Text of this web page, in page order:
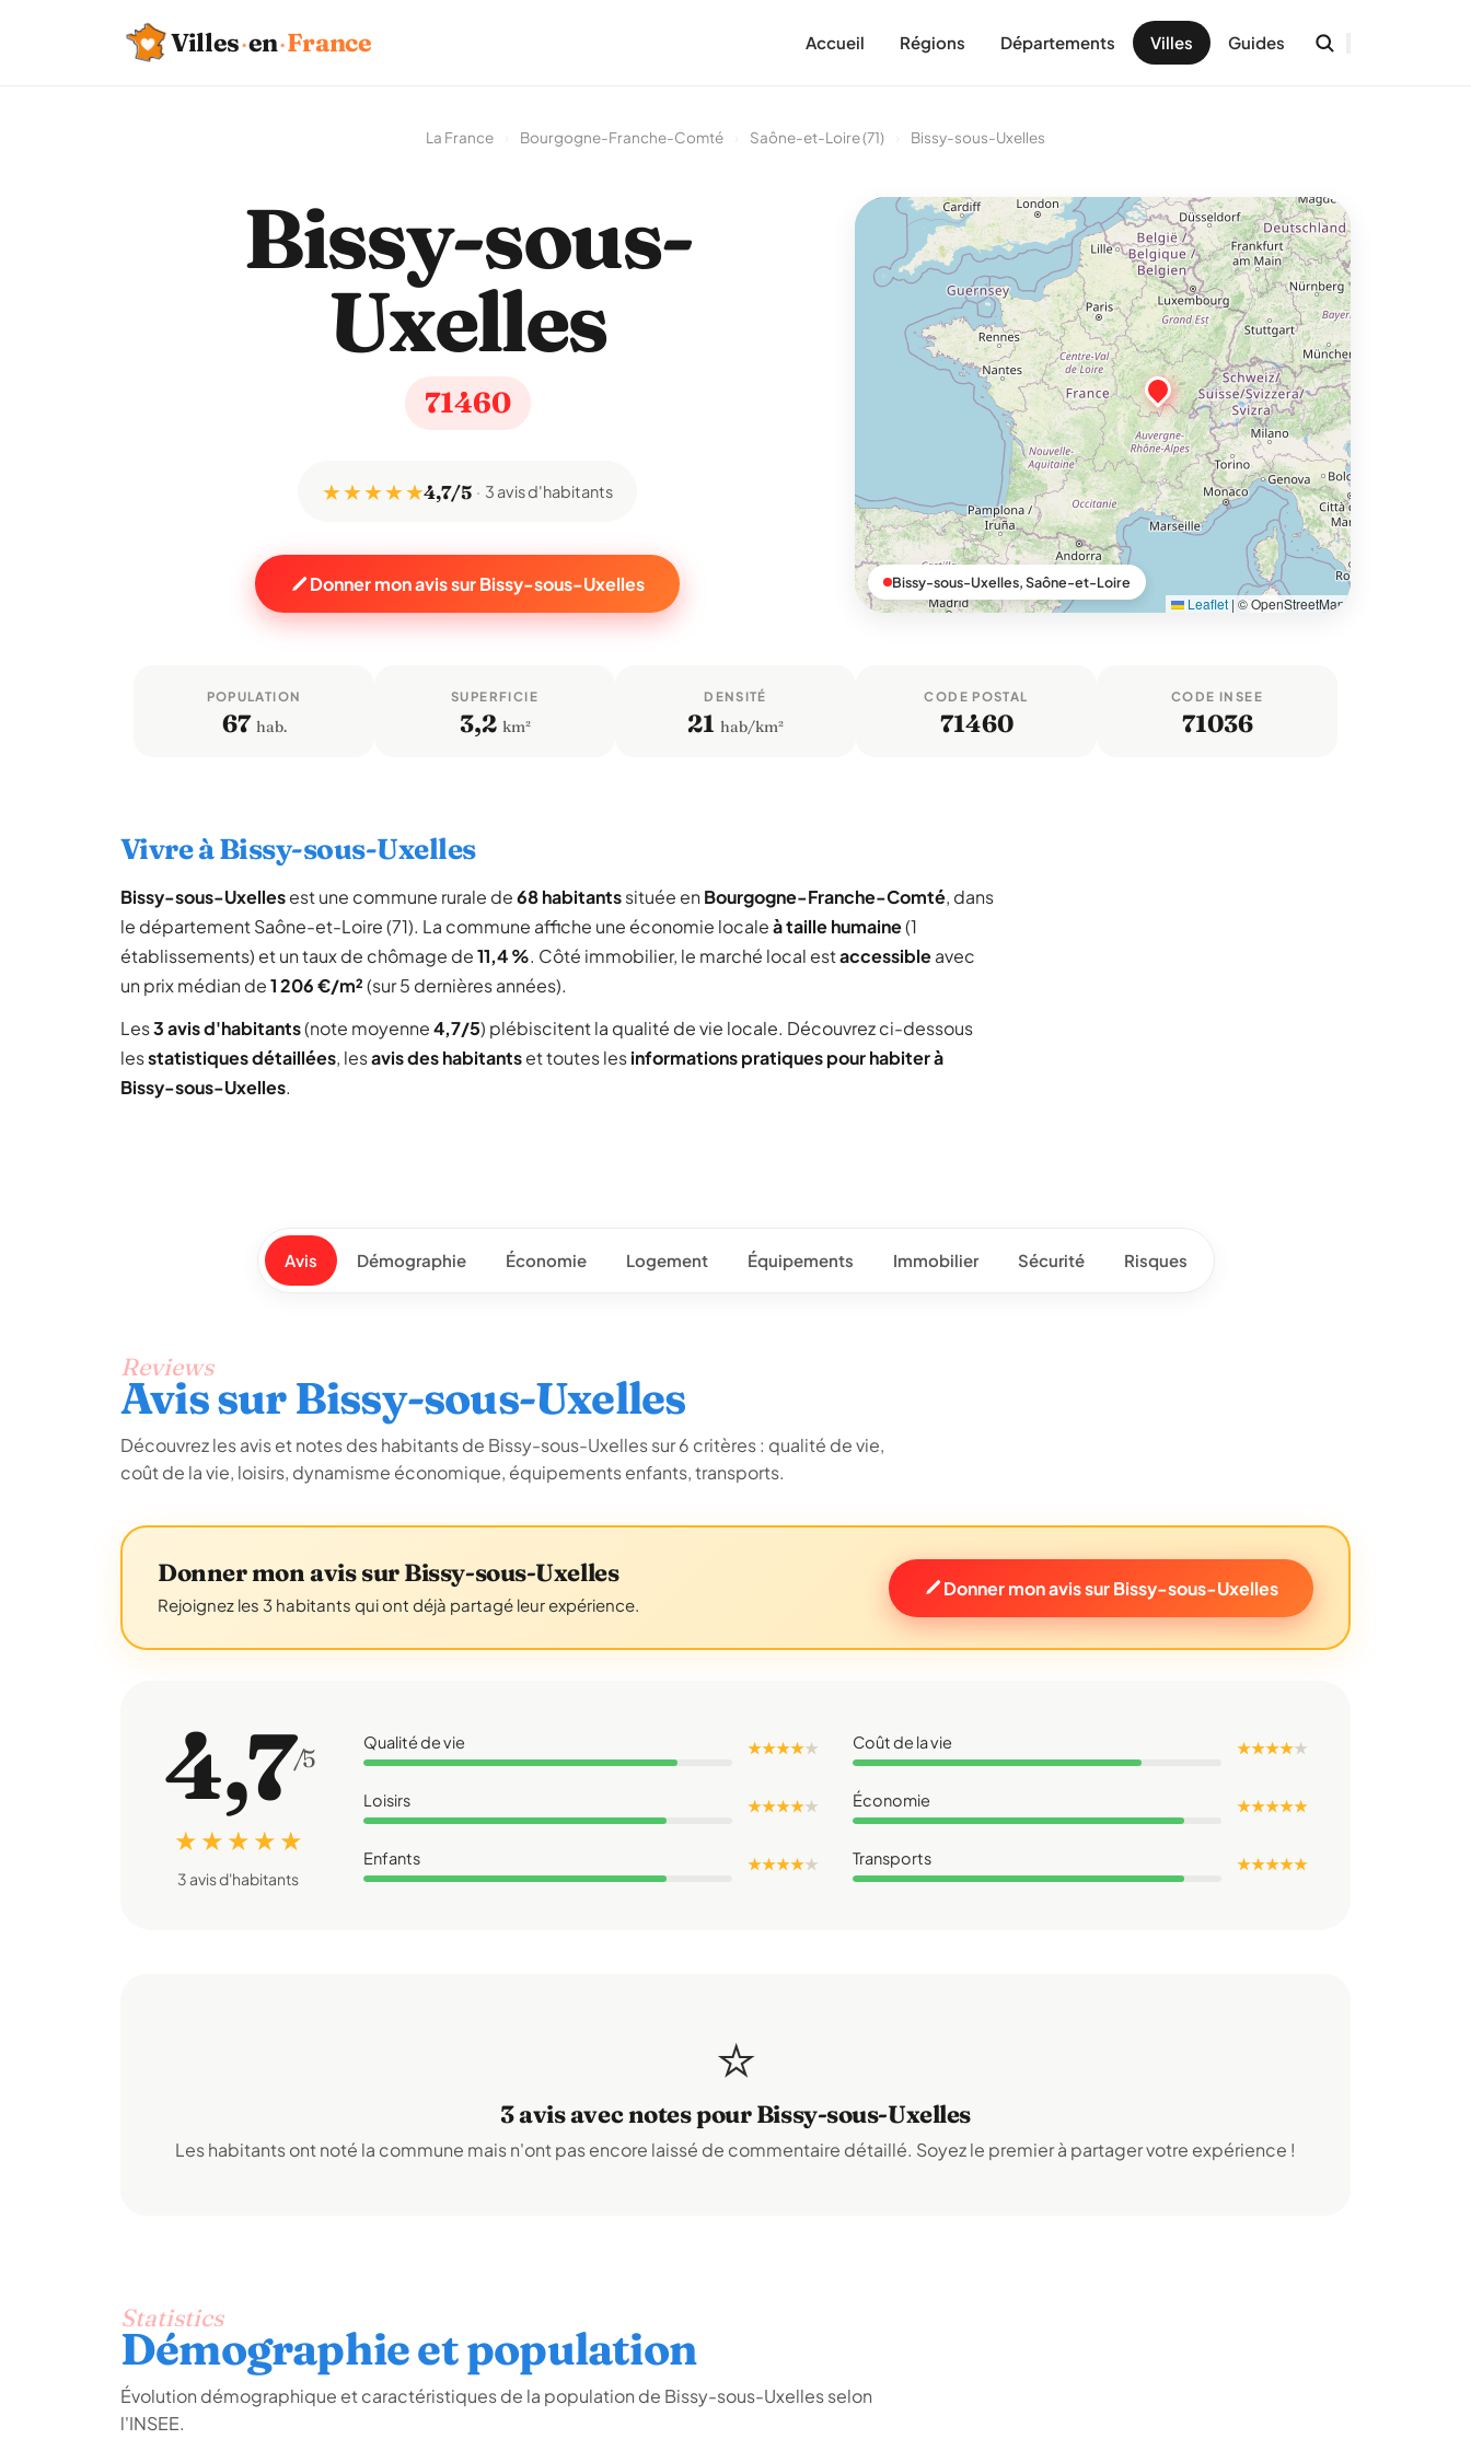
Villes·en·France Accueil Régions Départements Villes Guides
La France Bourgogne-Franche-Comté Saône-et-Loire (71) Bissy-sous-Uxelles
Bissy-sous-
Uxelles
71460
★ ★ ★ ★ ★4,7/5 3 avis d'habitants
Donner mon avis sur Bissy-sous-Uxelles
Leaflet | © OpenStreetMap
Bissy-sous-Uxelles, Saône-et-Loire
POPULATION
67 hab.
SUPERFICIE
3,2 km²
DENSITÉ
21 hab/km²
CODE POSTAL
71460
CODE INSEE
71036
Vivre à Bissy-sous-Uxelles
Bissy-sous-Uxellesest une commune rurale de68 habitantssituée en Bourgogne-Franche-Comté, dans
le département Saône-et-Loire (71). La commune affiche une économie localeà taille humaine(1
établissements) et un taux de chômage de11,4 %. Côté immobilier, le marché local estaccessibleavec
un prix médian de1 206 €/m²(sur 5 dernières années).
Les3 avis d'habitants(note moyenne4,7/5) plébiscitent la qualité de vie locale. Découvrez ci-dessous
lesstatistiques détaillées, lesavis des habitantset toutes lesinformations pratiques pour habiter à
Bissy-sous-Uxelles.
Avis Démographie Économie Logement Équipements Immobilier Sécurité Risques
Reviews
Avis sur Bissy-sous-Uxelles
Découvrez les avis et notes des habitants de Bissy-sous-Uxelles sur 6 critères : qualité de vie,
coût de la vie, loisirs, dynamisme économique, équipements enfants, transports.
Donner mon avis sur Bissy-sous-Uxelles
Rejoignez les 3 habitants qui ont déjà partagé leur expérience.
Donner mon avis sur Bissy-sous-Uxelles
4,7/5
★ ★ ★ ★ ★
3 avis d'habitants
Qualité de vie ★ ★ ★ ★★ Coût de la vie ★ ★ ★ ★★
Loisirs ★ ★ ★ ★★ Économie ★ ★ ★ ★ ★
Enfants ★ ★ ★ ★★ Transports ★ ★ ★ ★ ★
⭐
3 avis avec notes pour Bissy-sous-Uxelles
Les habitants ont noté la commune mais n'ont pas encore laissé de commentaire détaillé. Soyez le premier à partager votre expérience !
Statistics
Démographie et population
Évolution démographique et caractéristiques de la population de Bissy-sous-Uxelles selon
l'INSEE.